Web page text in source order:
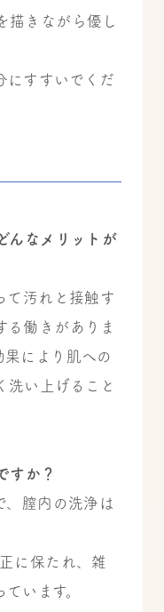
きながら優し
すすいでくだ
んなメリットが
て汚れと接触す
る働きがありま
果により肌への
洗い上げること
すか？
、膣内の洗浄は
に保たれ、雑
います。